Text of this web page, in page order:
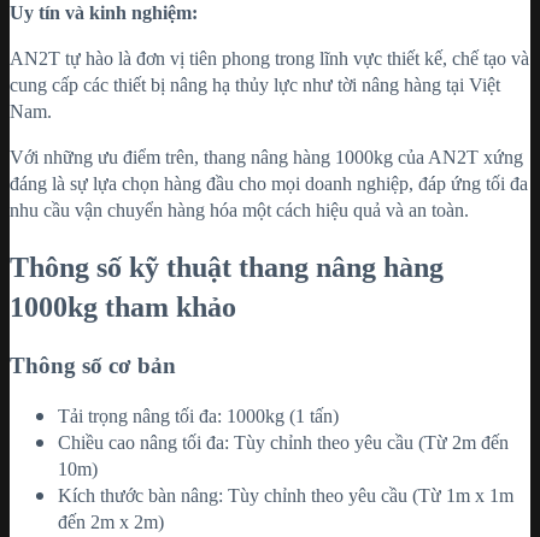
Uy tín và kinh nghiệm:
AN2T tự hào là đơn vị tiên phong trong lĩnh vực thiết kế, chế tạo và
cung cấp các thiết bị nâng hạ thủy lực như tời nâng hàng tại Việt
Nam.
Với những ưu điểm trên, thang nâng hàng 1000kg của AN2T xứng
đáng là sự lựa chọn hàng đầu cho mọi doanh nghiệp, đáp ứng tối đa
nhu cầu vận chuyển hàng hóa một cách hiệu quả và an toàn.
Thông số kỹ thuật thang nâng hàng
1000kg tham khảo
Thông số cơ bản
Tải trọng nâng tối đa: 1000kg (1 tấn)
Chiều cao nâng tối đa: Tùy chỉnh theo yêu cầu (Từ 2m đến
10m)
Kích thước bàn nâng: Tùy chỉnh theo yêu cầu (Từ 1m x 1m
đến 2m x 2m)